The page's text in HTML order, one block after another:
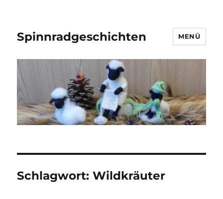
Spinnradgeschichten MENÜ
Schlagwort:Wildkräuter